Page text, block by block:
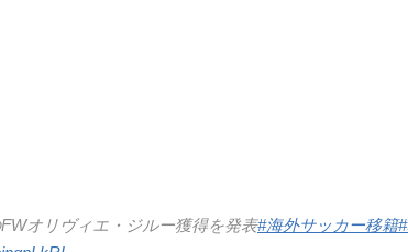
オリヴィエ・ジルー獲得を発表#海外サッカー移籍